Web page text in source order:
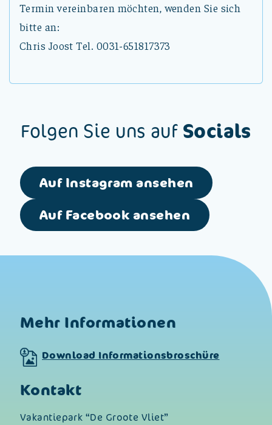
Termin vereinbaren möchten, wenden Sie sich
bitte an:
Chris Joost Tel. 0031-651817373
Folgen Sie uns auf Socials
Auf Instagram ansehen
Auf Facebook ansehen
Mehr Informationen
Download Informationsbroschüre
Kontakt
Vakantiepark “De Groote Vliet”